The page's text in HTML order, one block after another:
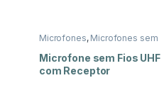
Microfones, Microfones sem
Microfone sem Fios UHF
com Receptor